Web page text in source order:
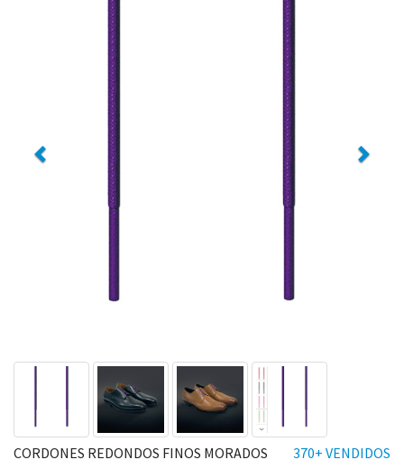
370+ VENDIDOS
CORDONES REDONDOS FINOS MORADOS